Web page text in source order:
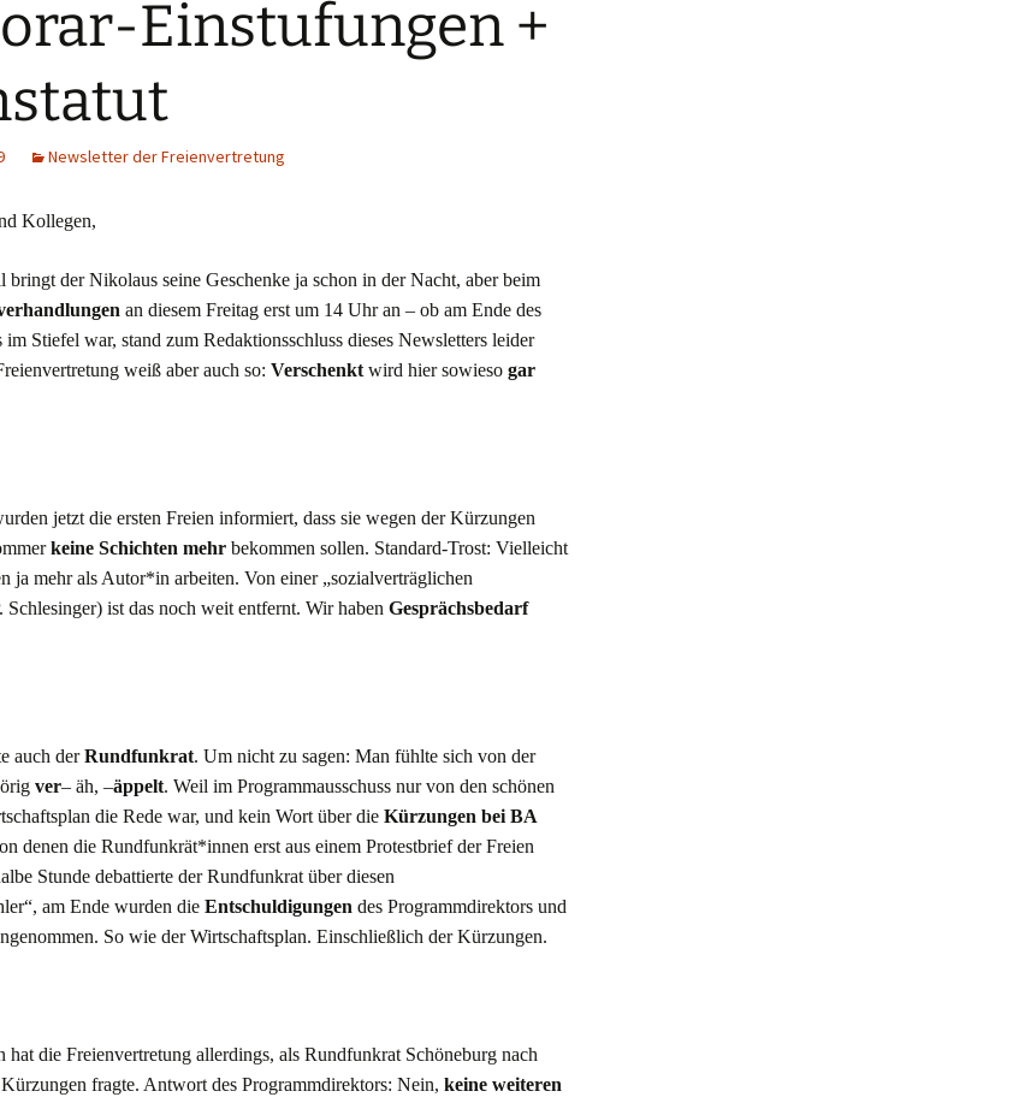
Einstufungen +
Newsletter der Freienvertretung
Kollegen,
der Nikolaus seine Geschenke ja schon in der Nacht, aber beim
an diesem Freitag erst um 14 Uhr an – ob am Ende des
im Stiefel war, stand zum Redaktionsschluss dieses Newsletters leider
weiß aber auch so: Verschenkt wird hier sowieso gar
jetzt die ersten Freien informiert, dass sie wegen der Kürzungen
keine Schichten mehr bekommen sollen. Standard-Trost: Vielleicht
ja mehr als Autor*in arbeiten. Von einer „sozialverträglichen
Schlesinger) ist das noch weit entfernt. Wir haben Gesprächsbedarf
auch derRundfunkrat. Um nicht zu sagen: Man fühlte sich von der
ver– äh, –äppelt. Weil im Programmausschuss nur von den schönen
die Rede war, und kein Wort über die Kürzungen bei BA
denen die Rundfunkrät*innen erst aus einem Protestbrief der Freien
Stunde debattierte der Rundfunkrat über diesen
am Ende wurden die Entschuldigungen des Programmdirektors und
So wie der Wirtschaftsplan. Einschließlich der Kürzungen.
hat die Freienvertretung allerdings, als Rundfunkrat Schöneburg nach
fragte. Antwort des Programmdirektors: Nein, keine weiteren